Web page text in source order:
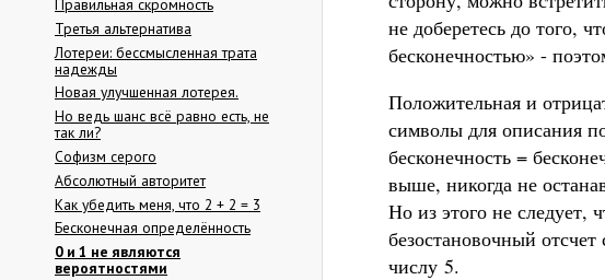
Правильная скромность
Третья альтернатива
Лотереи: бессмысленная трата
надежды
Новая улучшенная лотерея.
Но ведь шанс всё равно есть, не
так ли?
Софизм серого
Абсолютный авторитет
Как убедить меня, что 2 + 2 = 3
Бесконечная определённость
0 и 1 не являются
вероятностями
не доберетесь до того,
бесконечностью» -
Положительная и
символы для описания
бесконечность =
выше, никогда не
Но из этого не следует,
безостановочный
числу 5.